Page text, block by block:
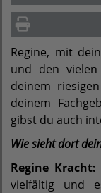
Regine, mit
und den vielen
deinem
deinem
gibst du auch
Wie sieht dort
Regine Kracht:
vielfältig und